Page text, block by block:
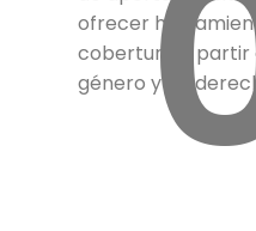
ofrecer
cobertura a partir
género y de